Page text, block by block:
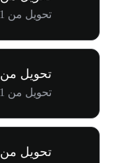
تحويل من 1 USDUC إلى R0.0563
تحويل من USDUC إلى IQD
تحويل من 1 USDUC إلى ع.د4.55
تحويل من USDUC إلى TWD